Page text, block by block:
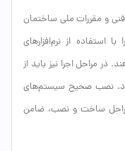
و مقررات ملی ساختمان
استفاده از نرم‌افزارهای
در مراحل اجرا نیز باید از
نصب صحیح سیستم‌های
ساخت و نصب، ضامن